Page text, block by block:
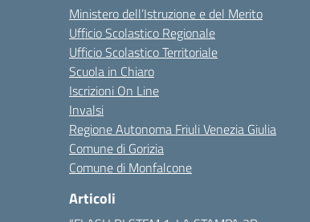
Ministero dell’Istruzione e del Merito
Ufficio Scolastico Regionale
Ufficio Scolastico Territoriale
Scuola in Chiaro
Iscrizioni On Line
Invalsi
Regione Autonoma Friuli Venezia Giulia
Comune di Gorizia
Comune di Monfalcone
Articoli